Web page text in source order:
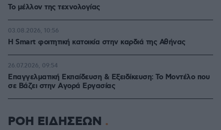
Το μέλλον της τεχνολογίας
Η Smart φοιτητική κατοικία στην καρδιά της Αθήνας
03.08.2026, 10:56
Επαγγελματική Εκπαίδευση & Εξειδίκευση: Το Mοντέλο που
σε Bάζει στην Aγορά Eργασίας
26.07.2026, 09:54
ΡΟΗ ΕΙΔΗΣΕΩΝ